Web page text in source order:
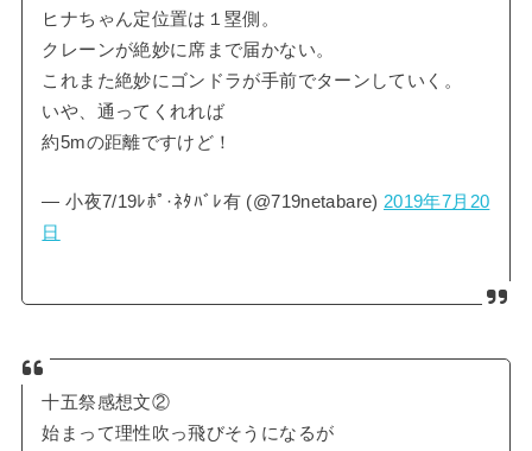
ヒナちゃん定位置は１塁側。
クレーンが絶妙に席まで届かない。
これまた絶妙にゴンドラが手前でターンしていく。
いや、通ってくれれば
約5mの距離ですけど！
— 小夜7/19ﾚﾎﾟ·ﾈﾀﾊﾞﾚ有 (@719netabare) 2019年7月20
日
十五祭感想文②
始まって理性吹っ飛びそうになるが